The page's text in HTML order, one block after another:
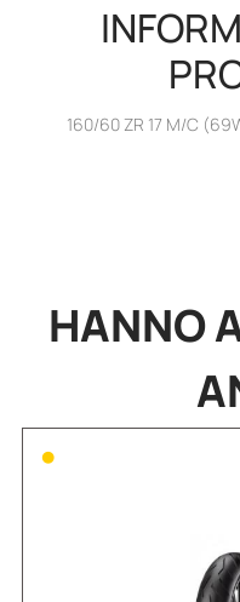
160/60 ZR 17 M/C
HANNO
•